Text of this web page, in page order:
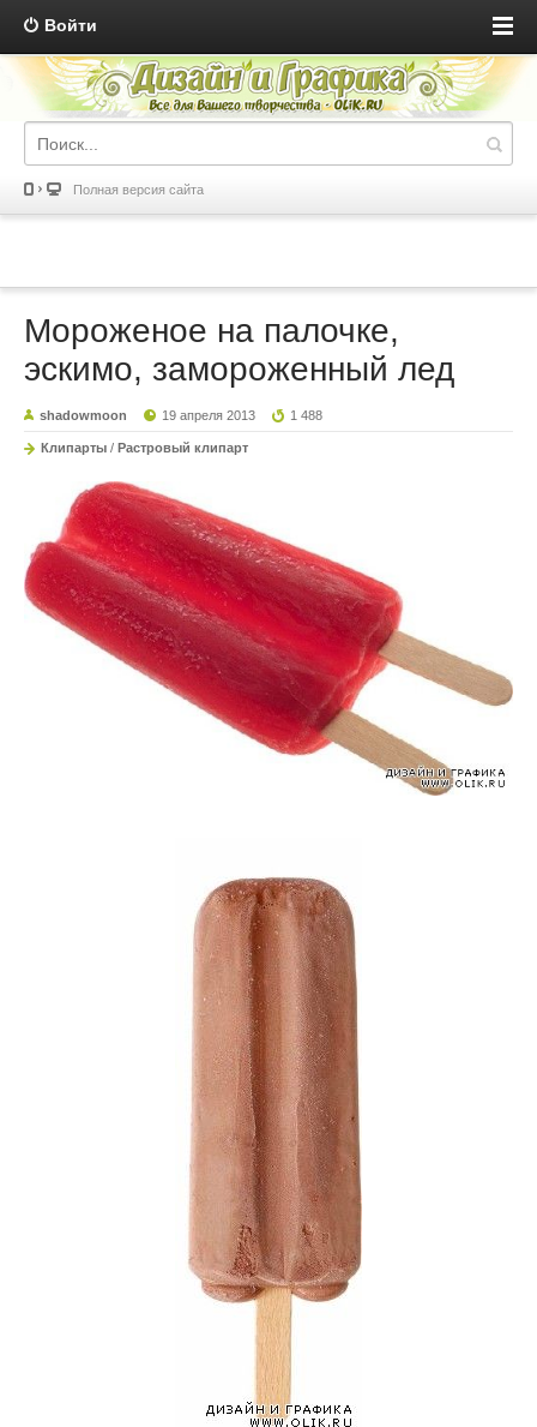
Войти
Полная версия сайта
Мороженое на палочке,
эскимо, замороженный лед
shadowmoon 19 апреля 2013 1 488
Клипарты / Растровый клипарт